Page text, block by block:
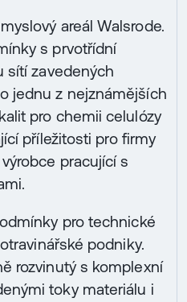
areál Walsrode.
s prvotřídní
sítí zavedených
jednu z nejznámějších
pro chemii celulózy
příležitosti pro firmy
pracující s
pro technické
podniky.
rozvinutý s komplexní
toky materiálu i